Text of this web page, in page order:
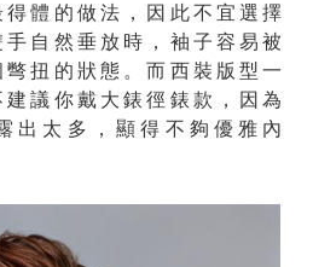
體的做法，因此不宜選擇
自然垂放時，袖子容易被
扭的狀態。而西裝版型一
議你戴大錶徑錶款，因為
出太多，顯得不夠優雅內